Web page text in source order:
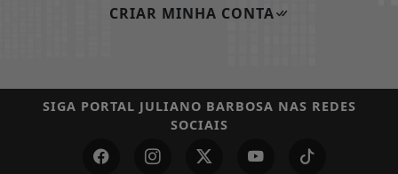
CRIAR MINHA CONTA
SIGA PORTAL JULIANO BARBOSA NAS REDES
SOCIAIS